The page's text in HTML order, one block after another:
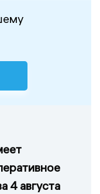
4 августа